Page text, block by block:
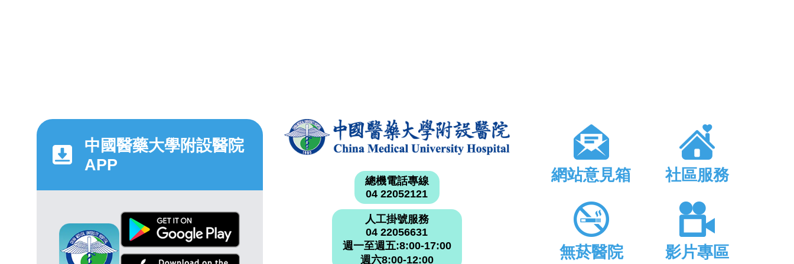
中國醫藥大學附設醫院
APP
總機電話專線
04 22052121
人工掛號服務
04 22056631
週一至週五:8:00-17:00
週六8:00-12:00
網站意見箱 社區服務
無菸醫院 影片專區